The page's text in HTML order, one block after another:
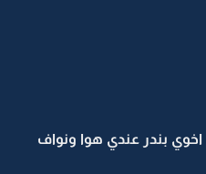
بندر عندي هوا ونواف